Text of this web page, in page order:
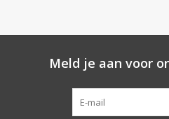
Kies het gerelateerde artikel "
scherm Controleer uw bestelling
tekst, lettertype en positie
Meld je aan voor